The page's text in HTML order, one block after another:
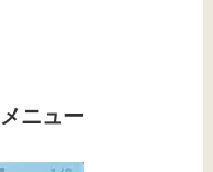
ニュー